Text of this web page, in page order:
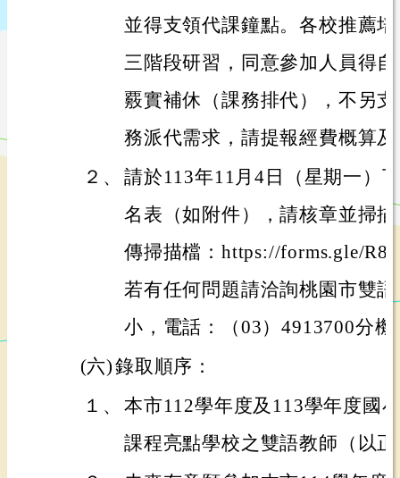
並得支領代課鐘點。各校推薦
三階段研習，同意參加人員得
覈實補休（課務排代），不另
務派代需求，請提報經費概算
２、 請於113年11月4日（星期一）
名表（如附件），請核章並掃
傳掃描檔：https://forms.gle/
若有任何問題請洽詢桃園市雙
小，電話：（03）4913700分
(六)錄取順序：
１、 本市112學年度及113學年度國
課程亮點學校之雙語教師（以